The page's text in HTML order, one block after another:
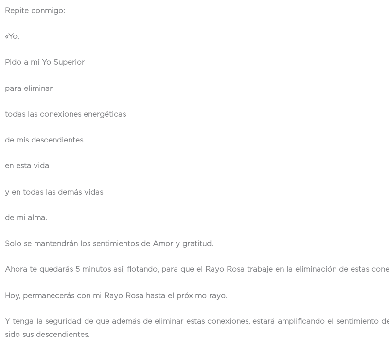
Repite conmigo:
«Yo,
Pido a mí Yo Superior
para eliminar
todas las conexiones energéticas
de mis descendientes
en esta vida
y en todas las demás vidas
de mi alma.
Solo se mantendrán los sentimientos de Amor y gratitud.
Ahora te quedarás 5 minutos así, flotando, para que el Rayo Rosa trabaje en la eliminación de estas
Hoy, permanecerás con mi Rayo Rosa hasta el próximo rayo.
Y tenga la seguridad de que además de eliminar estas conexiones, estará amplificando el sentimiento
sido sus descendientes.